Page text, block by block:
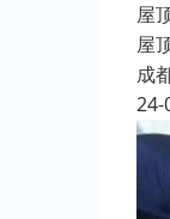
屋
屋
成
24-